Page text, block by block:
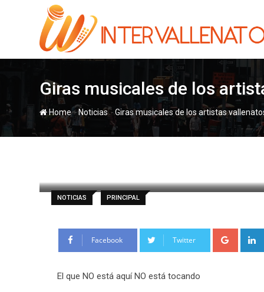
Giras musicales de los
Home-Noticias-Giras musicales de los artistas
NOTICIAS PRINCIPAL
Facebook Twitter Google+
El que NO está aquí NO está tocando